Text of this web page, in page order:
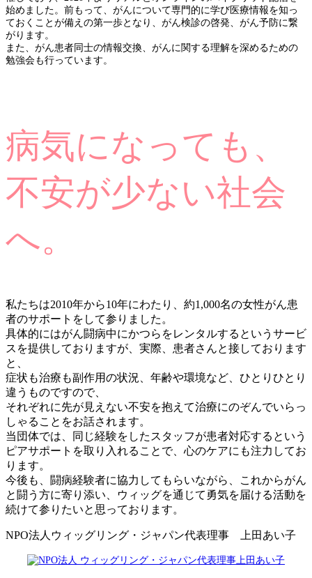
始めました。前もって、がんについて専門的に学び医療情報を知っ
ておくことが備えの第一歩となり、がん検診の啓発、がん予防に繋
がります。
また、がん患者同士の情報交換、がんに関する理解を深めるための
勉強会も行っています。
病気になっても、
不安が少ない社会
へ。
私たちは2010年から10年にわたり、約1,000名の女性がん患
者のサポートをして参りました。
具体的にはがん闘病中にかつらをレンタルするというサービ
スを提供しておりますが、実際、患者さんと接しております
と、
症状も治療も副作用の状況、年齢や環境など、ひとりひとり
違うものですので、
それぞれに先が見えない不安を抱えて治療にのぞんでいらっ
しゃることをお話されます。
当団体では、同じ経験をしたスタッフが患者対応するという
ピアサポートを取り入れることで、心のケアにも注力してお
ります。
今後も、闘病経験者に協力してもらいながら、これからがん
と闘う方に寄り添い、ウィッグを通じて勇気を届ける活動を
続けて参りたいと思っております。
NPO法人ウィッグリング・ジャパン代表理事 上田あい子